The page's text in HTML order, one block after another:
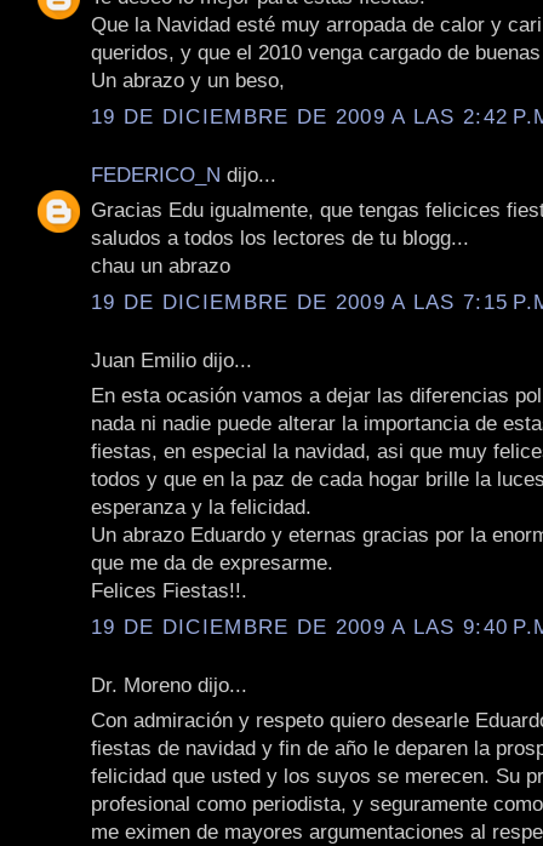
Que la Navidad esté muy arropada de calor y
queridos, y que el 2010 venga cargado de
Un abrazo y un beso,
19 DE DICIEMBRE DE 2009 A LAS 2:42
FEDERICO_N dijo...
Gracias Edu igualmente, que tengas felicices
saludos a todos los lectores de tu blogg...
chau un abrazo
19 DE DICIEMBRE DE 2009 A LAS 7:15
Juan Emilio dijo...
En esta ocasión vamos a dejar las diferencias
nada ni nadie puede alterar la importancia de
fiestas, en especial la navidad, asi que muy
todos y que en la paz de cada hogar brille la
esperanza y la felicidad.
Un abrazo Eduardo y eternas gracias por la
que me da de expresarme.
Felices Fiestas!!.
19 DE DICIEMBRE DE 2009 A LAS 9:40
Dr. Moreno dijo...
Con admiración y respeto quiero desearle
fiestas de navidad y fin de año le deparen la
felicidad que usted y los suyos se merecen. Su
profesional como periodista, y seguramente
me eximen de mayores argumentaciones al